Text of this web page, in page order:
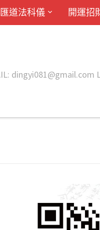
道法科儀 開運招
dingyi081@gmail.com